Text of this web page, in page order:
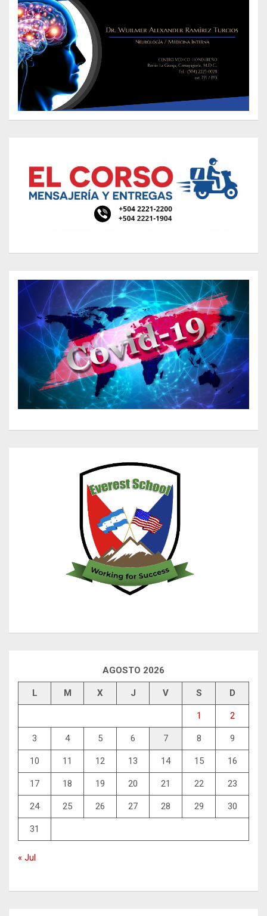
AGOSTO 2026
L M X J V S D
1 2
3 4 5 6 7 8 9
10 11 12 13 14 15 16
17 18 19 20 21 22 23
24 25 26 27 28 29 30
31
« Jul